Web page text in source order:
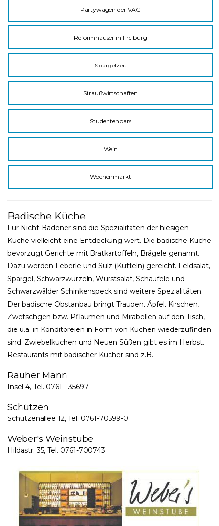
Partywagen der VAG
Reformhäuser in Freiburg
Spargelzeit
Straußwirtschaften
Studentenbars
Wein
Wochenmarkt
Badische Küche
Für Nicht-Badener sind die Spezialitäten der hiesigen
Küche vielleicht eine Entdeckung wert. Die badische Küche
bevorzugt Gerichte mit Bratkartoffeln, Brägele genannt.
Dazu werden Leberle und Sulz (Kutteln) gereicht. Feldsalat,
Spargel, Schwarzwurzeln, Wurstsalat, Schäufele und
Schwarzwälder Schinkenspeck sind weitere Spezialitäten.
Der badische Obstanbau bringt Trauben, Äpfel, Kirschen,
Zwetschgen bzw. Pflaumen und Mirabellen auf den Tisch,
die u.a. in Konditoreien in Form von Kuchen wiederzufinden
sind. Zwiebelkuchen und Neuen Süßen gibt es im Herbst.
Restaurants mit badischer Kücher sind z.B.
Rauher Mann
Insel 4, Tel. 0761 - 35697
Schützen
Schützenallee 12, Tel. 0761-70599-0
Weber's Weinstube
Hildastr. 35, Tel. 0761-700743